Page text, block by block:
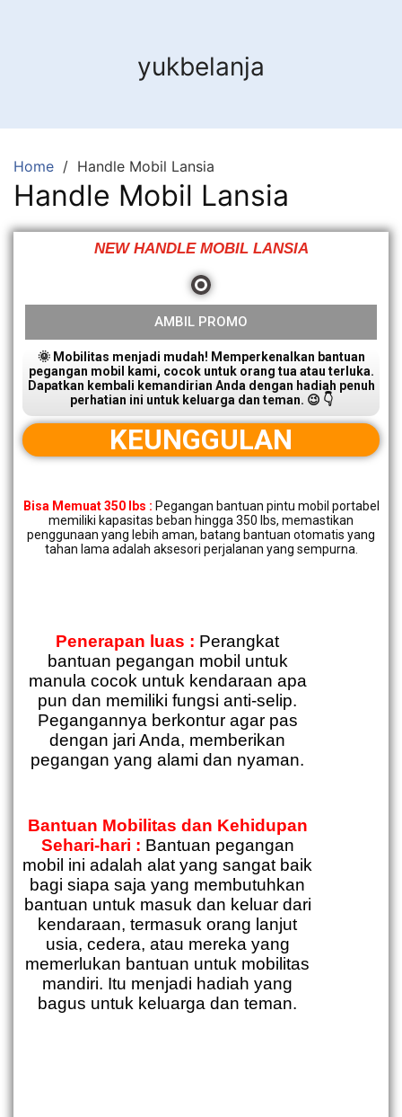
yukbelanja
Home Handle Mobil Lansia
Handle Mobil Lansia
NEW HANDLE MOBIL LANSIA
AMBIL PROMO
🌞 Mobilitas menjadi mudah! Memperkenalkan bantuan
pegangan mobil kami, cocok untuk orang tua atau terluka.
Dapatkan kembali kemandirian Anda dengan hadiah penuh
perhatian ini untuk keluarga dan teman. 😉 👇
KEUNGGULAN
Bisa Memuat 350 lbs : Pegangan bantuan pintu mobil portabel
memiliki kapasitas beban hingga 350 lbs, memastikan
penggunaan yang lebih aman, batang bantuan otomatis yang
tahan lama adalah aksesori perjalanan yang sempurna.
Penerapan luas : Perangkat
bantuan pegangan mobil untuk
manula cocok untuk kendaraan apa
pun dan memiliki fungsi anti-selip.
Pegangannya berkontur agar pas
dengan jari Anda, memberikan
pegangan yang alami dan nyaman.
Bantuan Mobilitas dan Kehidupan
Sehari-hari : Bantuan pegangan
mobil ini adalah alat yang sangat baik
bagi siapa saja yang membutuhkan
bantuan untuk masuk dan keluar dari
kendaraan, termasuk orang lanjut
usia, cedera, atau mereka yang
memerlukan bantuan untuk mobilitas
mandiri. Itu menjadi hadiah yang
bagus untuk keluarga dan teman.